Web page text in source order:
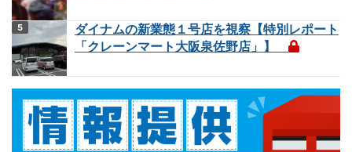
ダイナムの新業態１号店を視察【特別レポート
「クレーンマート大阪泉佐野店」】